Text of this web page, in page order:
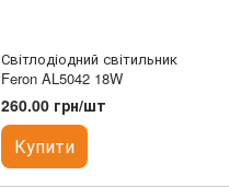
Світлодіодний світильник
Feron AL5042 18W
260.00 грн/шт
Купити